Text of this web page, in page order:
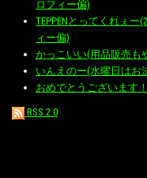
ロフィー偏)
TEPPENとってくれぇー
ィー偏)
かっこいい(用品販売も
いんえのー(水曜日はお
おめでとうございます
RSS 2.0